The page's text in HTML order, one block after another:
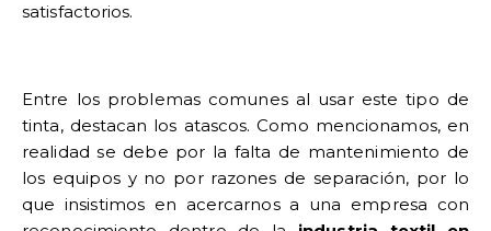
satisfactorios.
Entre los problemas comunes al usar este tipo de
tinta, destacan los atascos. Como mencionamos, en
realidad se debe por la falta de mantenimiento de
los equipos y no por razones de separación, por lo
que insistimos en acercarnos a una empresa con